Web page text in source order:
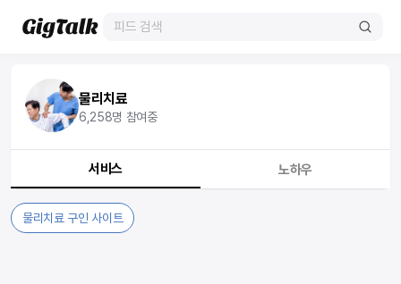
물리치료
6,258명 참여중
서비스 노하우
물리치료 구인 사이트